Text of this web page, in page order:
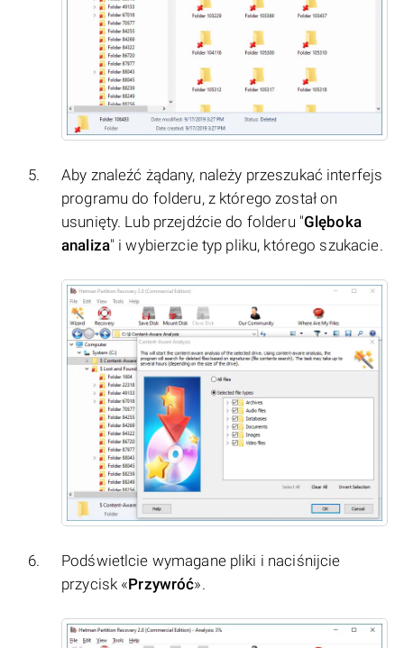
Aby znaleźć żądany, należy przeszukać interfejs
programu do folderu, z którego został on
usunięty. Lub przejdźcie do folderu "Glęboka
analiza" i wybierzcie typ pliku, którego szukacie.
Podświetlcie wymagane pliki i naciśnijcie
przycisk «Przywróć».